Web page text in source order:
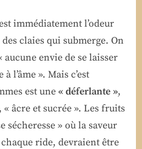
immédiatement l’odeur
claies qui submerge. On
aucune envie de se laisser
l’âme ». Mais c’est
est une « déferlante »,
âcre et sucrée ». Les fruits
sécheresse » où la saveur
ride, devraient être